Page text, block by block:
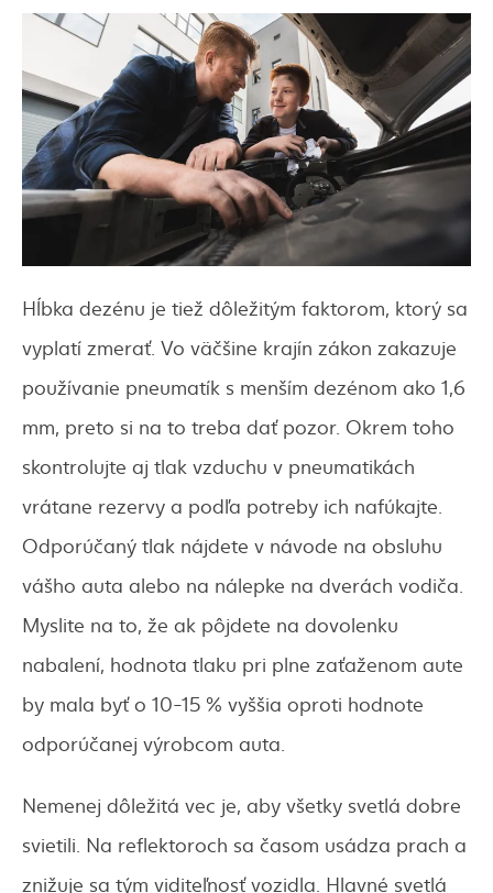
Hĺbka dezénu je tiež dôležitým faktorom, ktorý sa
vyplatí zmerať. Vo väčšine krajín zákon zakazuje
používanie pneumatík s menším dezénom ako 1,6
mm, preto si na to treba dať pozor. Okrem toho
skontrolujte aj tlak vzduchu v pneumatikách
vrátane rezervy a podľa potreby ich nafúkajte.
Odporúčaný tlak nájdete v návode na obsluhu
vášho auta alebo na nálepke na dverách vodiča.
Myslite na to, že ak pôjdete na dovolenku
nabalení, hodnota tlaku pri plne zaťaženom aute
by mala byť o 10-15 % vyššia oproti hodnote
odporúčanej výrobcom auta.
Nemenej dôležitá vec je, aby všetky svetlá dobre
svietili. Na reflektoroch sa časom usádza prach a
znižuje sa tým viditeľnosť vozidla. Hlavné svetlá